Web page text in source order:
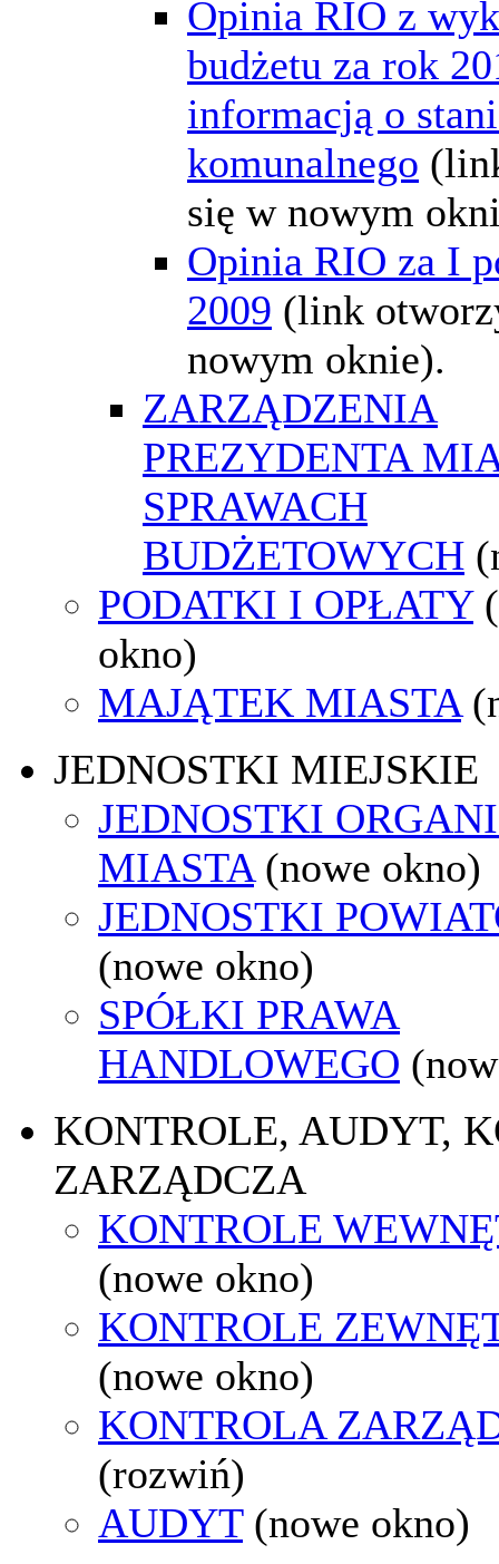
Opinia RIO z
budżetu za rok
informacją o
komunalnego
się w nowym
Opinia RIO za I
2009 (link
nowym oknie).
ZARZĄDZENIA
PREZYDENTA
SPRAWACH
BUDŻETOWYCH
PODATKI I OPŁATY
okno)
MAJĄTEK MIASTA
JEDNOSTKI MIEJSKIE
JEDNOSTKI
MIASTA (nowe okno)
JEDNOSTKI
(nowe okno)
SPÓŁKI PRAWA
HANDLOWEGO
KONTROLE, AUDYT,
ZARZĄDCZA
KONTROLE
(nowe okno)
KONTROLE
(nowe okno)
KONTROLA
(rozwiń)
AUDYT (nowe okno)